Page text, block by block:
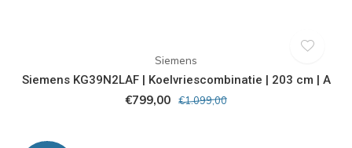
Siemens
Siemens KG39N2LAF | Koelvriescombinatie | 203 cm | A
€799,00 €1.099,00